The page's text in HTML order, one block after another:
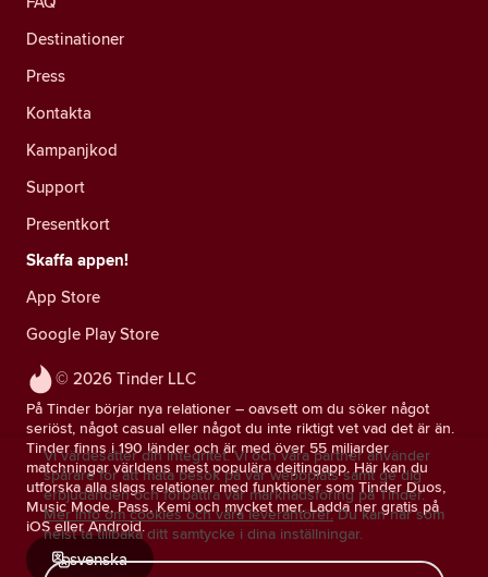
© 2026 Tinder LLC
På Tinder börjar nya relationer – oavsett om du söker något
seriöst, något casual eller något du inte riktigt vet vad det är än.
Tinder finns i 190 länder och är med över 55 miljarder
matchningar världens mest populära dejtingapp. Här kan du
utforska alla slags relationer med funktioner som Tinder Duos,
Music Mode, Pass, Kemi och mycket mer. Ladda ner gratis på
iOS eller Android.
svenska
Destinationer
Press
Kontakta
Kampanjkod
Support
Presentkort
Skaffa appen!
App Store
Google Play Store
Vi värdesätter din integritet. Vi och våra partner använder
spårare för att mäta besök på vår webbplats samt ge dig
erbjudanden och förbättra vår marknadsföring på Tinder.
Mer info om cookies och våra leverantörer. Du kan när som
helst ta tillbaka ditt samtycke i dina inställningar.